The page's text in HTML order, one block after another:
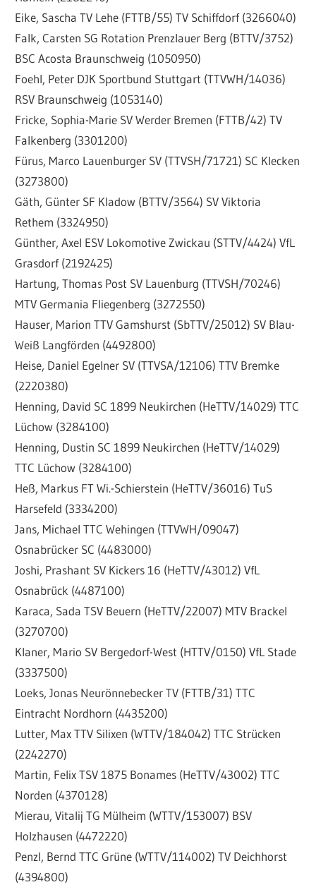
Eike, Sascha TV Lehe (FTTB/55) TV Schiffdorf (3266040)
Falk, Carsten SG Rotation Prenzlauer Berg (BTTV/3752)
BSC Acosta Braunschweig (1050950)
Foehl, Peter DJK Sportbund Stuttgart (TTVWH/14036)
RSV Braunschweig (1053140)
Fricke, Sophia-Marie SV Werder Bremen (FTTB/42) TV
Falkenberg (3301200)
Fürus, Marco Lauenburger SV (TTVSH/71721) SC Klecken
(3273800)
Gäth, Günter SF Kladow (BTTV/3564) SV Viktoria
Rethem (3324950)
Günther, Axel ESV Lokomotive Zwickau (STTV/4424) VfL
Grasdorf (2192425)
Hartung, Thomas Post SV Lauenburg (TTVSH/70246)
MTV Germania Fliegenberg (3272550)
Hauser, Marion TTV Gamshurst (SbTTV/25012) SV Blau-
Weiß Langförden (4492800)
Heise, Daniel Egelner SV (TTVSA/12106) TTV Bremke
(2220380)
Henning, David SC 1899 Neukirchen (HeTTV/14029) TTC
Lüchow (3284100)
Henning, Dustin SC 1899 Neukirchen (HeTTV/14029)
TTC Lüchow (3284100)
Heß, Markus FT Wi.-Schierstein (HeTTV/36016) TuS
Harsefeld (3334200)
Jans, Michael TTC Wehingen (TTVWH/09047)
Osnabrücker SC (4483000)
Joshi, Prashant SV Kickers 16 (HeTTV/43012) VfL
Osnabrück (4487100)
Karaca, Sada TSV Beuern (HeTTV/22007) MTV Brackel
(3270700)
Klaner, Mario SV Bergedorf-West (HTTV/0150) VfL Stade
(3337500)
Loeks, Jonas Neurönnebecker TV (FTTB/31) TTC
Eintracht Nordhorn (4435200)
Lutter, Max TTV Silixen (WTTV/184042) TTC Strücken
(2242270)
Martin, Felix TSV 1875 Bonames (HeTTV/43002) TTC
Norden (4370128)
Mierau, Vitalij TG Mülheim (WTTV/153007) BSV
Holzhausen (4472220)
Penzl, Bernd TTC Grüne (WTTV/114002) TV Deichhorst
(4394800)